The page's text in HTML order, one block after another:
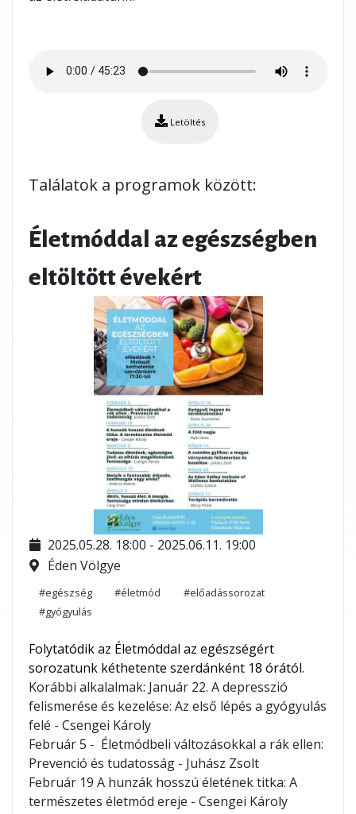
Letöltés
Találatok a programok között:
Életmóddal az egészségben
eltöltött évekért
2025.05.28. 18:00 - 2025.06.11. 19:00
Éden Völgye
#egészség #életmód
#előadássorozat
#gyógyulás
Folytatódik az Életmóddal az egészségért
sorozatunk kéthetente szerdánként 18 órától.
Korábbi alkalalmak: Január 22. A depresszió
felismerése és kezelése: Az első lépés a gyógyulás
felé - Csengei Károly
​Február 5 - Életmódbeli változásokkal a rák ellen:
Prevenció és tudatosság - Juhász Zsolt
Február 19 A hunzák hosszú életének titka: A
természetes életmód ereje - Csengei Károly